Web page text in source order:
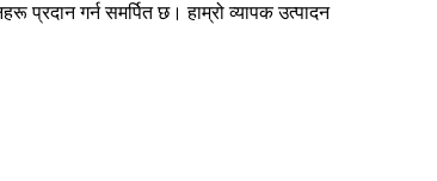
प्रदान गर्न समर्पित छ। हाम्रो व्यापक उत्पादन